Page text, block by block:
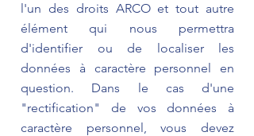
l'un des droits ARCO et tout autre
élément qui nous permettra
d'identifier ou de localiser les
données à caractère personnel en
question. Dans le cas d'une
"rectification" de vos données à
caractère personnel, vous devez